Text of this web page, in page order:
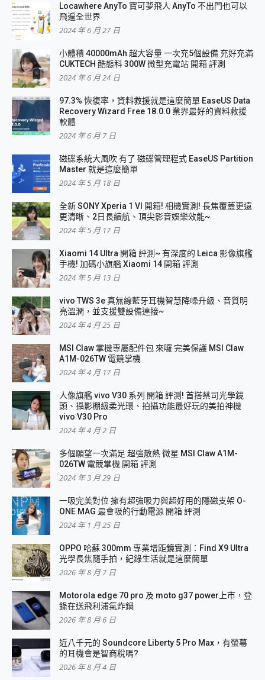
Locawhere AnyTo 寶可夢飛人 AnyTo 不出門也可以
飛遍全世界
2024 年 6 月 27 日
小體積 40000mAh 超大容量 一次充5個設備 充好充滿
CUKTECH 酷態科 300W 微型充電站 開箱 評測
2024 年 6 月 24 日
97.3% 恢復率，資料救援就是這麼簡單 EaseUS Data
Recovery Wizard Free 18.0.0 業界最好的資料救援
軟體
2024 年 6 月 7 日
磁碟系統大風吹 有了 磁碟管理程式 EaseUS Partition
Master 就是這麼簡單
2024 年 5 月 18 日
全新 SONY Xperia 1 VI 開箱! 相機實測! 長焦覆蓋更遠
更清晰、2日長續航、頂尖影音娛樂效能~
2024 年 5 月 17 日
Xiaomi 14 Ultra 開箱 評測~ 有深度的 Leica 影像旗艦
手機! 加碼小旗艦 Xiaomi 14 開箱 評測
2024 年 5 月 13 日
vivo TWS 3e 真無線藍牙耳機智慧降噪升級、音質明
亮溫潤，並支援雙設備連接~
2024 年 4 月 25 日
MSI Claw 掌機專屬配件包 來囉 完美保護 MSI Claw
A1M-026TW 電競掌機
2024 年 4 月 17 日
人像旗艦 vivo V30 系列 開箱 評測! 首搭蔡司光學鏡
頭、攝影棚級柔光環、拍攝功能最好玩的美拍神機
vivo V30 Pro
2024 年 4 月 2 日
多個願望一次滿足 超強散熱 微星 MSI Claw A1M-
026TW 電競掌機 開箱 評測
2024 年 3 月 29 日
一吸完美對位 擁有超強吸力與超好用的隱磁支架 O-
ONE MAG 最會吸的行動電源 開箱 評測
2024 年 1 月 25 日
OPPO 哈蘇 300mm 專業增距鏡實測：Find X9 Ultra
光學長焦隨手拍，紀錄生活就是這麼簡單
2026 年 8 月 7 日
Motorola edge 70 pro 及 moto g37 power上市，登
錄在送飛利浦氣炸鍋
2026 年 8 月 6 日
近八千元的 Soundcore Liberty 5 Pro Max，有螢幕
的耳機會是智商稅嗎?
2026 年 8 月 4 日